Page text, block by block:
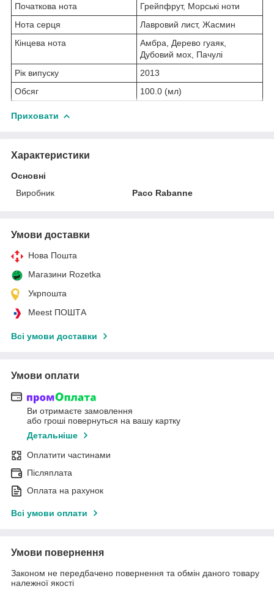
Початкова нота
Грейпфрут, Морські ноти
Нота серця
Лавровий лист, Жасмин
Кінцева нота
Амбра, Дерево гуаяк,
Дубовий мох, Пачулі
Рік випуску
2013
Обсяг
100.0 (мл)
Приховати
Характеристики
Основні
Виробник
Paco Rabanne
Умови доставки
Нова Пошта
Магазини Rozetka
Укрпошта
Meest ПОШТА
Всі умови доставки
Умови оплати
Ви отримаєте замовлення
або гроші повернуться на вашу картку
Детальніше
Оплатити частинами
Післяплата
Оплата на рахунок
Всі умови оплати
Умови повернення
Законом не передбачено повернення та обмін даного товару
належної якості